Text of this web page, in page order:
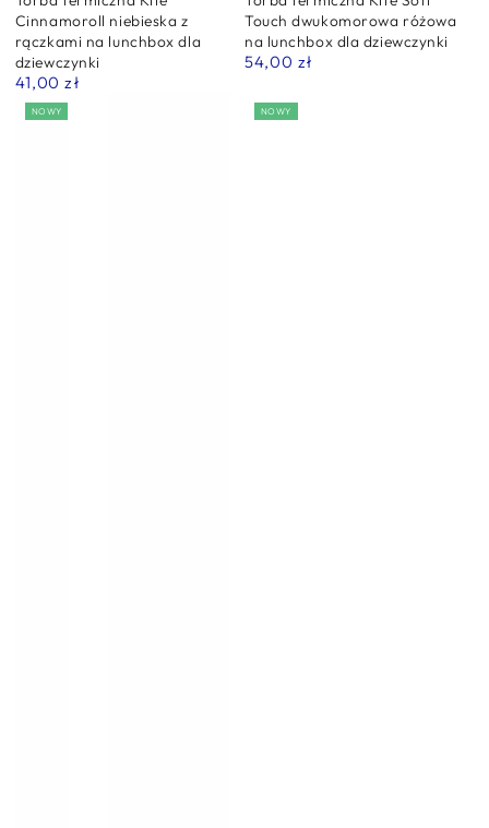
Cinnamoroll niebieska z
rączkami na lunchbox dla
dziewczynki
Normalna
cena
41,00 zł
Touch dwukomorowa różowa
na lunchbox dla dziewczynki
Normalna
54,00 zł
NOWY NOWY